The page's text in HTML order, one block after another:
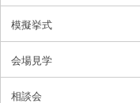
模擬挙式
会場見学
相談会